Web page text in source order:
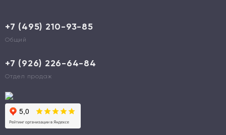
+7 (495) 210-93-85
Общий
+7 (926) 226-64-84
Отдел продаж